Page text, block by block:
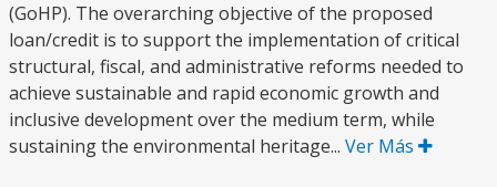
(GoHP). The overarching objective of the proposed
loan/credit is to support the implementation of critical
structural, fiscal, and administrative reforms needed to
achieve sustainable and rapid economic growth and
inclusive development over the medium term, while
sustaining the environmental heritage... Ver Más